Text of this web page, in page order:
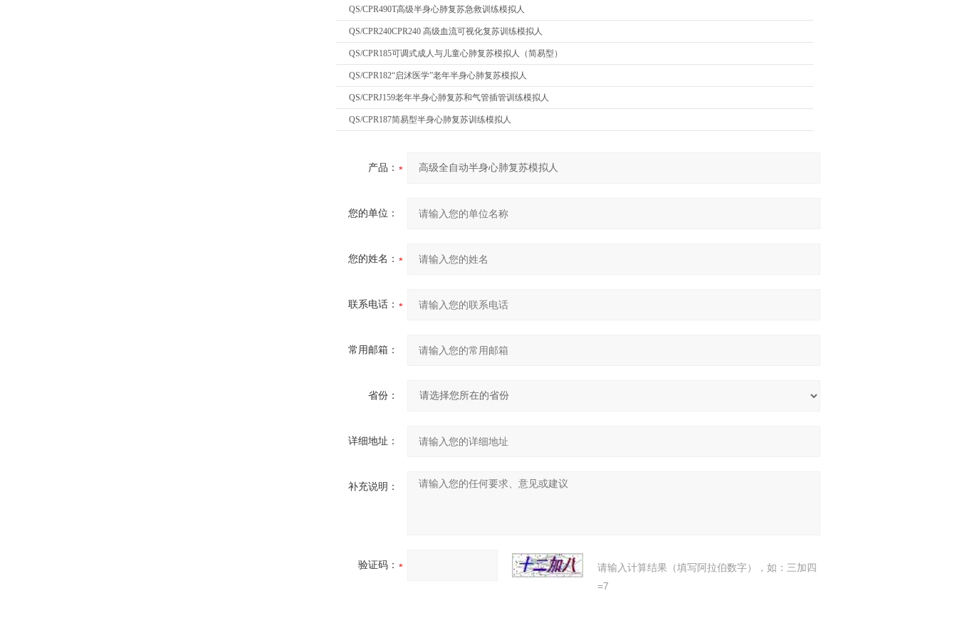
QS/CPR490T高级半身心肺复苏急救训练模拟人
QS/CPR240CPR240 高级血流可视化复苏训练模拟人
QS/CPR185可调式成人与儿童心肺复苏模拟人（简易型）
QS/CPR182“启沭医学”老年半身心肺复苏模拟人
QS/CPRJ159老年半身心肺复苏和气管插管训练模拟人
QS/CPR187简易型半身心肺复苏训练模拟人
产品：
您的单位：
您的姓名：
联系电话：
常用邮箱：
省份：
详细地址：
补充说明：
验证码：
请输入计算结果（填写阿拉伯数字），如：三加四
=7